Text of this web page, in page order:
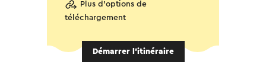
Plus d'options de
téléchargement
Démarrer l’itinéraire